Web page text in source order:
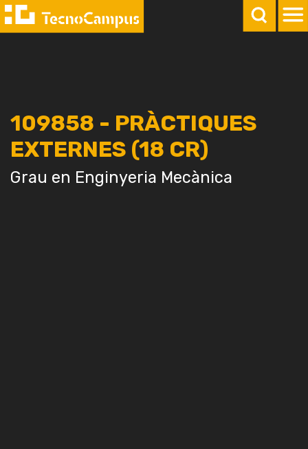
109858 - PRÀCTIQUES
EXTERNES (18 CR)
Grau en Enginyeria Mecànica